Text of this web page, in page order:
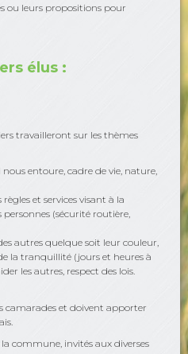
ou leurs propositions pour
élus :
travailleront sur les thèmes
nous entoure, cadre de vie, nature,
règles et services visant à la
(sécurité routière,
autres quelque soit leur couleur,
la tranquillité (jours et heures à
les autres, respect des lois.
camarades et doivent apporter
commune, invités aux diverses